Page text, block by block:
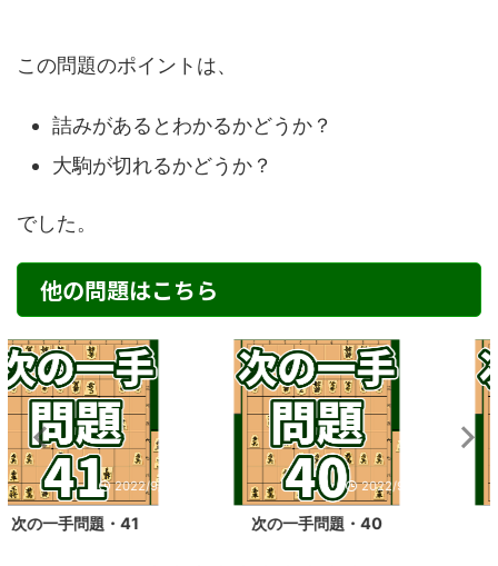
この問題のポイントは、
詰みがあるとわかるかどうか？
大駒が切れるかどうか？
でした。
他の問題はこちら
次の一手問題・40 次の一手問題・39